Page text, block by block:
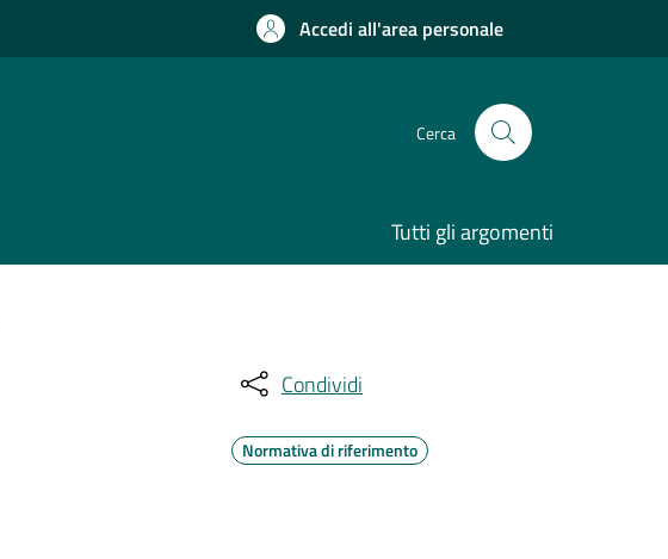
Accedi all'area personale
Cerca
Tutti gli argomenti
Condividi
Normativa di riferimento